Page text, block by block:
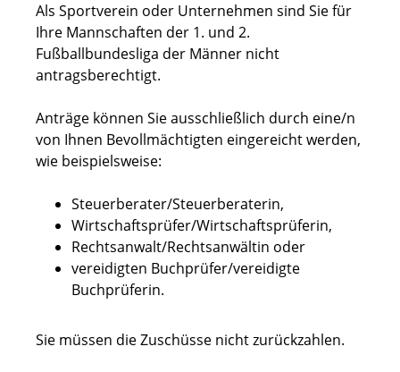
Als Sportverein oder Unternehmen sind Sie für
Ihre Mannschaften der 1. und 2.
Fußballbundesliga der Männer nicht
antragsberechtigt.
Anträge können Sie ausschließlich durch eine/n
von Ihnen Bevollmächtigten eingereicht werden,
wie beispielsweise:
Steuerberater/Steuerberaterin,
Wirtschaftsprüfer/Wirtschaftsprüferin,
Rechtsanwalt/Rechtsanwältin oder
vereidigten Buchprüfer/vereidigte
Buchprüferin.
Sie müssen die Zuschüsse nicht zurückzahlen.